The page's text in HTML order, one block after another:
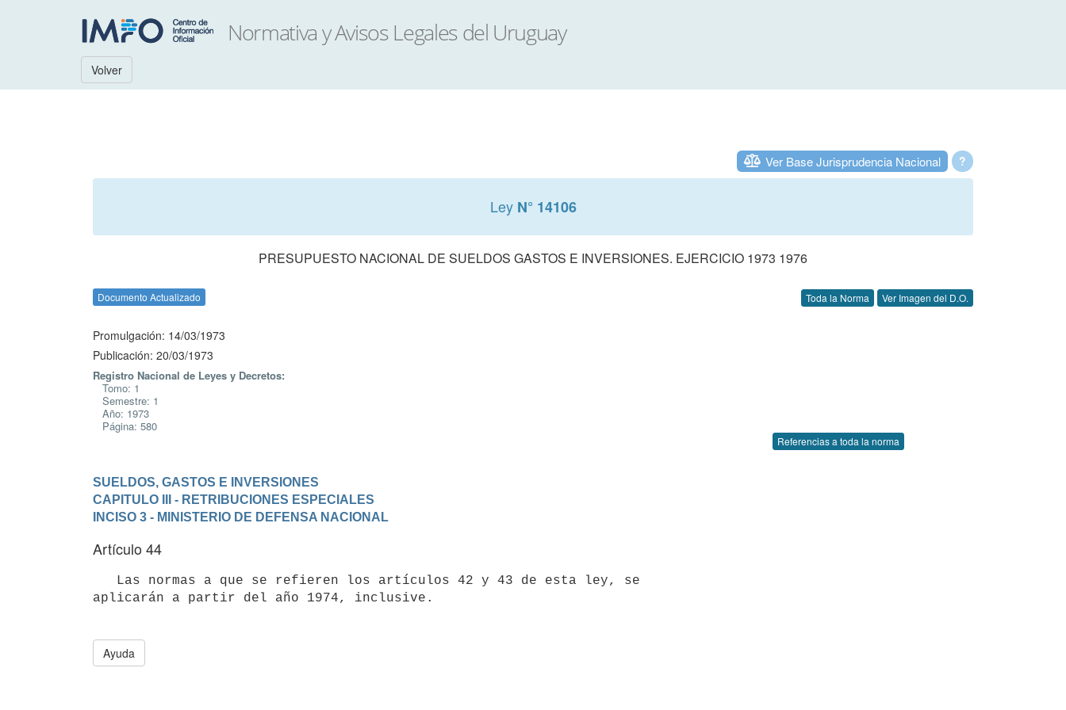
Volver
?
Ver Base Jurisprudencia Nacional
Ley N° 14106
PRESUPUESTO NACIONAL DE SUELDOS GASTOS E INVERSIONES. EJERCICIO 1973 1976
Documento Actualizado Toda la Norma Ver Imagen del D.O.
Promulgación: 14/03/1973
Publicación: 20/03/1973
Registro Nacional de Leyes y Decretos:
Tomo: 1
Semestre: 1
Año: 1973
Página: 580
Referencias a toda la norma
SUELDOS, GASTOS E INVERSIONES
CAPITULO III - RETRIBUCIONES ESPECIALES
INCISO 3 - MINISTERIO DE DEFENSA NACIONAL
Artículo 44
aplicarán a partir del año 1974, inclusive.
Ayuda